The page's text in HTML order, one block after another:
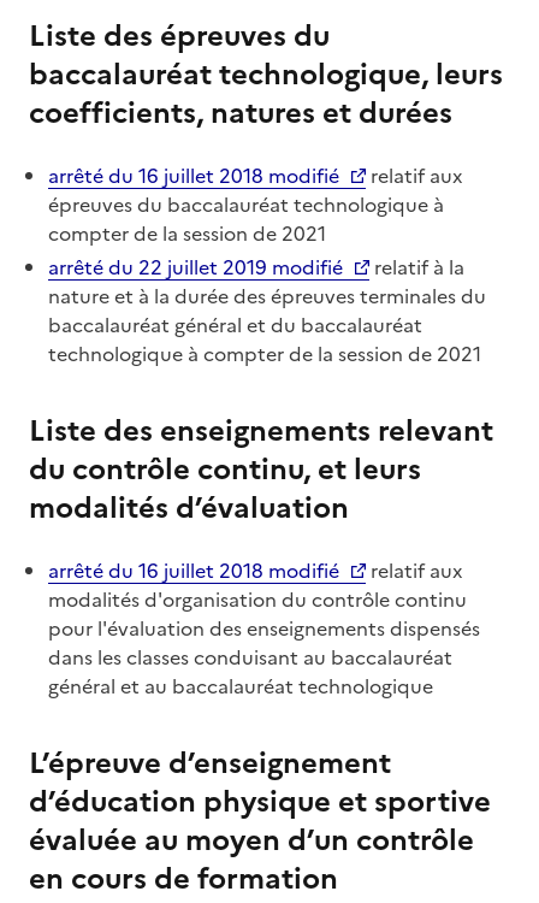
Liste des épreuves du
baccalauréat technologique, leurs
coefficients, natures et durées
arrêté du 16 juillet 2018 modifié
relatif aux
épreuves du baccalauréat technologique à
compter de la session de 2021
arrêté du 22 juillet 2019 modifié
relatif à la
nature et à la durée des épreuves terminales du
baccalauréat général et du baccalauréat
technologique à compter de la session de 2021
Liste des enseignements relevant
du contrôle continu, et leurs
modalités d’évaluation
arrêté du 16 juillet 2018 modifié
relatif aux
modalités d'organisation du contrôle continu
pour l'évaluation des enseignements dispensés
dans les classes conduisant au baccalauréat
général et au baccalauréat technologique
L’épreuve d’enseignement
d’éducation physique et sportive
évaluée au moyen d’un contrôle
en cours de formation